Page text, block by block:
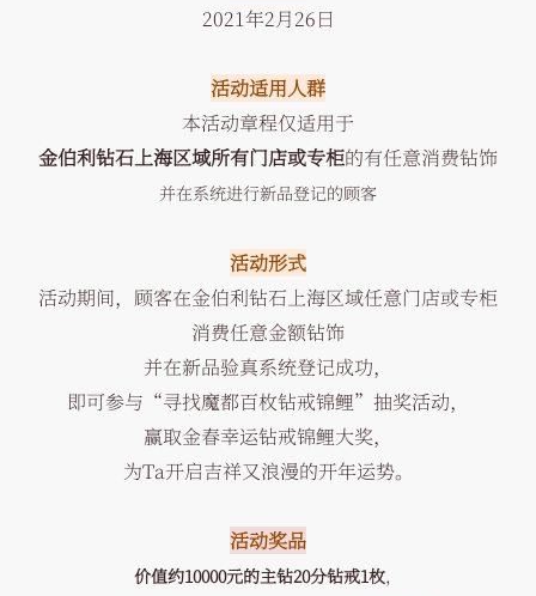
2021年2月26日
活动适用人群
本活动章程仅适用于
金伯利钻石上海区域所有门店或专柜的有任意消费钻饰
并在系统进行新品登记的顾客
活动形式
活动期间，顾客在金伯利钻石上海区域任意门店或专柜
消费任意金额钻饰
并在新品验真系统登记成功，
即可参与“寻找魔都百枚钻戒锦鲤”抽奖活动，
赢取金春幸运钻戒锦鲤大奖，
为Ta开启吉祥又浪漫的开年运势。
活动奖品
价值约10000元的主钻20分钻戒1枚，